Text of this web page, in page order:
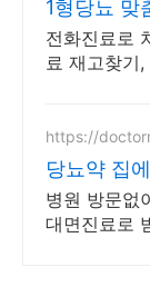
1형당뇨 맞
처방 주기
전화진료로
료 재고찾기
https://
당뇨약 집
운로드
병원 방문없
대면진료로